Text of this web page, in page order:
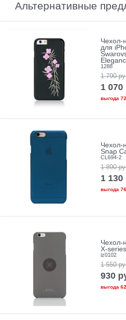
Альтернативные
Чехол-
для
1288
1 790
1 070
выгода
Чехол-
Snap
CL694-2
1 890
1 130
выгода
Чехол-
X-
iz0102
1 550
930
выгода